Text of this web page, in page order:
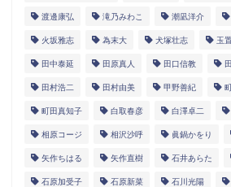
渡邊康弘 滝乃みわこ 潮凪洋介
火坂雅志 為末大 犬塚壮志 玉
田中泰延 田原真人 田口信教
田村浩二 田村由美 甲野善紀
町田真知子 白取春彦 白澤卓二
相原コージ 相沢沙呼 眞鍋かをり
矢作ちはる 矢作直樹 石井あらた
石原加受子 石原新菜 石川光陽